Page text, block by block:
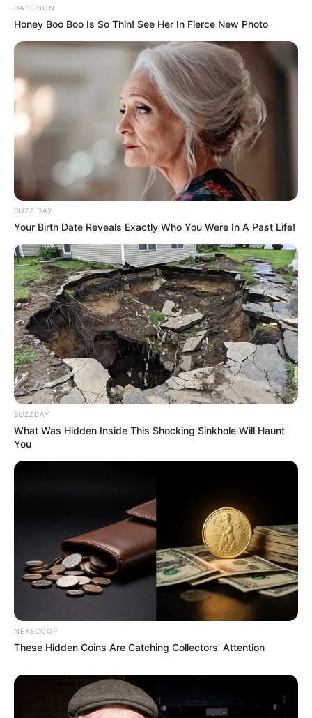
HABERION
Honey Boo Boo Is So Thin! See Her In Fierce New Photo
BUZZ DAY
Your Birth Date Reveals Exactly Who You Were In A Past Life!
BUZZDAY
What Was Hidden Inside This Shocking Sinkhole Will Haunt
You
NEXSCOOP
These Hidden Coins Are Catching Collectors' Attention